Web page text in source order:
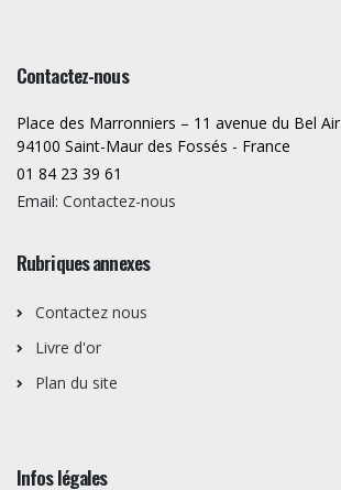
Contactez-nous
Place des Marronniers – 11 avenue du Bel Air
94100 Saint-Maur des Fossés - France
01 84 23 39 61
Email: Contactez-nous
Rubriques annexes
Contactez nous
Livre d'or
Plan du site
Infos légales